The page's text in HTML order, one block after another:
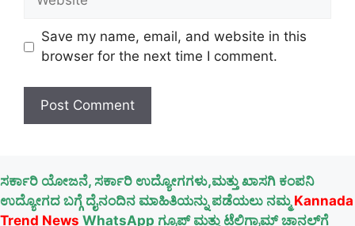
Save my name, email, and website in this
browser for the next time I comment.
ಸರ್ಕಾರಿ ಯೋಜನೆ, ಸರ್ಕಾರಿ ಉದ್ಯೋಗಗಳು,ಮತ್ತು ಖಾಸಗಿ ಕಂಪನಿ
ಉದ್ಯೋಗದ ಬಗ್ಗೆ ದೈನಂದಿನ ಮಾಹಿತಿಯನ್ನು ಪಡೆಯಲು ನಮ್ಮ Kannada
Trend News WhatsApp ಗ್ರೂಪ್ ಮತ್ತು ಟೆಲಿಗ್ರಾಮ್ ಚಾನಲ್‌ಗೆ